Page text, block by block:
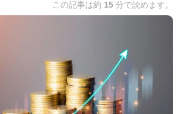
この記事は約 15 分で読めます。